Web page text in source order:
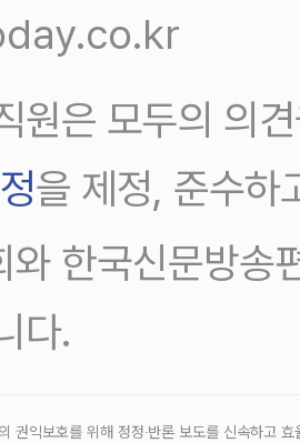
원은 모두의 의
을 제정, 준수하
와 한국신문방송
다.
권익보호를 위해 정정‧반론 보도를 신속하고